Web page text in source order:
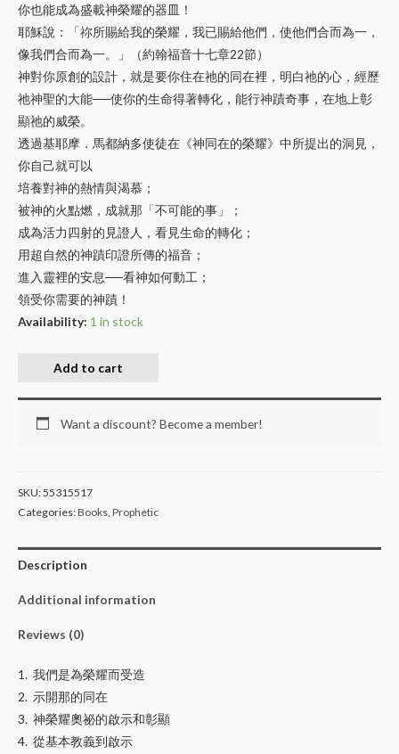
你也能成為盛載神榮耀的器皿！
耶穌說：「祢所賜給我的榮耀，我已賜給他們，使他們合而為一，
像我們合而為一。」（約翰福音十七章22節）
神對你原創的設計，就是要你住在祂的同在裡，明白祂的心，經歷
祂神聖的大能──使你的生命得著轉化，能行神蹟奇事，在地上彰
顯祂的威榮。
透過基耶摩．馬都納多使徒在《神同在的榮耀》中所提出的洞見，
你自己就可以
培養對神的熱情與渴慕；
被神的火點燃，成就那「不可能的事」；
成為活力四射的見證人，看見生命的轉化；
用超自然的神蹟印證所傳的福音；
進入靈裡的安息──看神如何動工；
領受你需要的神蹟！
Availability: 1 in stock
Add to cart
Want a discount? Become a member!
SKU:55315517
Categories:Books Prophetic
Description
Additional information
Reviews (0)
1. 我們是為榮耀而受造
2. 示開那的同在
3. 神榮耀奧祕的啟示和彰顯
4. 從基本教義到啟示